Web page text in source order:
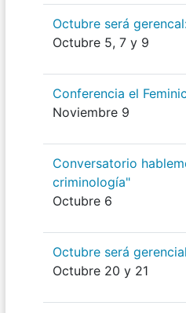
Octubre será
Octubre 5, 7 y 9
Conferencia el
Noviembre 9
Conversatorio
criminología"
Octubre 6
Octubre será
Octubre 20 y 21